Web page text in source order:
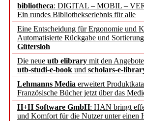
bibliotheca: DIGITAL – MOBIL –
Ein rundes Bibliothekserlebnis für alle
Eine Entscheidung für Ergonomie und
Automatisierte Rückgabe und
Gütersloh
Die neue utb elibrary mit den
utb-studi-e-book und scholars-e-
Lehmanns Media erweitert
Französische Bücher jetzt über das
H+H Software GmbH: HAN bringt
und Komfort für die Nutzer unter einen
Sorbisches
Geschichte
Künstliche
besser zu